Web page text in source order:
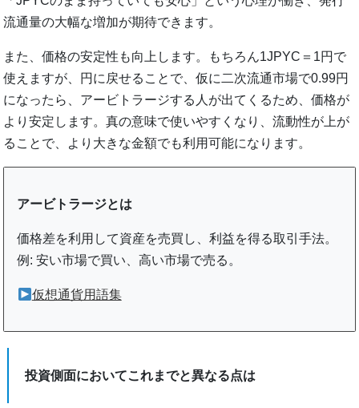
流通量の大幅な増加が期待できます。
また、価格の安定性も向上します。もちろん1JPYC＝1円で
使えますが、円に戻せることで、仮に二次流通市場で0.99円
になったら、アービトラージする人が出てくるため、価格が
より安定します。真の意味で使いやすくなり、流動性が上が
ることで、より大きな金額でも利用可能になります。
アービトラージとは
価格差を利用して資産を売買し、利益を得る取引手法。
例: 安い市場で買い、高い市場で売る。
仮想通貨用語集
投資側面においてこれまでと異なる点は